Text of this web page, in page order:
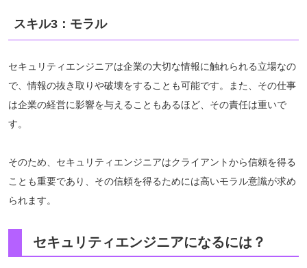
スキル3：モラル
セキュリティエンジニアは企業の大切な情報に触れられる立場なの
で、情報の抜き取りや破壊をすることも可能です。また、その仕事
は企業の経営に影響を与えることもあるほど、その責任は重いで
す。
そのため、セキュリティエンジニアはクライアントから信頼を得る
ことも重要であり、その信頼を得るためには高いモラル意識が求め
られます。
セキュリティエンジニアになるには？